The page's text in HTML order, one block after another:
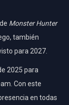
Monster Hunter
también
para 2027.
2025 para
Con este
en todas